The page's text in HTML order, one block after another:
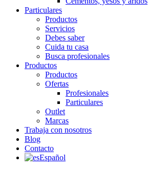
Particulares
Productos
Servicios
Debes saber
Cuida tu casa
Busca profesionales
Productos
Productos
Ofertas
Profesionales
Particulares
Outlet
Marcas
Trabaja con nosotros
Blog
Contacto
Español